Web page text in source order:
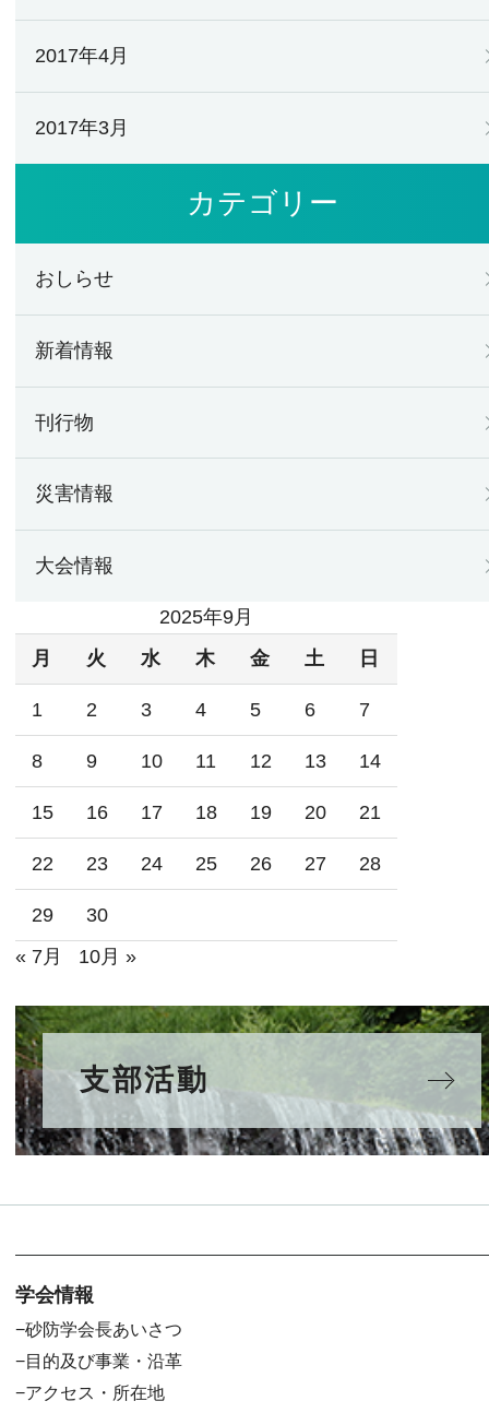
2017年4月
2017年3月
カテゴリー
おしらせ
新着情報
刊行物
災害情報
大会情報
2025年9月
月
火 水 木 金 土 日
1 2 3 4 5 6 7
8 9 10 11 12 13 14
15 16 17 18 19 20 21
22 23 24 25 26 27 28
29
30
« 7月
10月 »
支部活動
学会情報
砂防学会長あいさつ
目的及び事業・沿革
アクセス・所在地